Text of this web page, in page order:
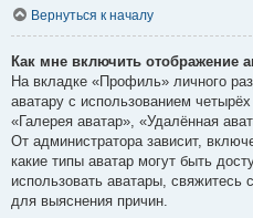
Вернуться к началу
Как мне включить отображение
На вкладке «Профиль» личного
аватару с использованием
«Галерея аватар», «Удалённая
От администратора зависит,
какие типы аватар могут быть
использовать аватары,
для выяснения причин.